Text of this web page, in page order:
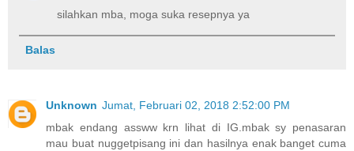
silahkan mba, moga suka resepnya ya
Balas
Unknown Jumat, Februari 02, 2018 2:52:00 PM
mbak endang assww krn lihat di IG.mbak sy penasaran
mau buat nuggetpisang ini dan hasilnya enak banget cuma